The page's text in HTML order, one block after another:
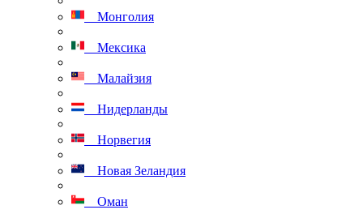
Монголия
Мексика
Малайзия
Нидерланды
Норвегия
Новая Зеландия
Оман